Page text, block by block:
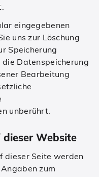
eingegebenen
uns zur Löschung
Speicherung
Datenspeicherung
Bearbeitung
unberührt.
Website
dieser Seite werden
zum